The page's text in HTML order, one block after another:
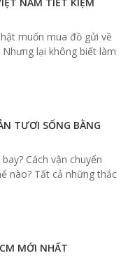
muốn mua đồ gửi về
lại không biết làm
TƯƠI SỐNG BẰNG
Cách vận chuyển
nào? Tất cả những thắc
MỚI NHẤT